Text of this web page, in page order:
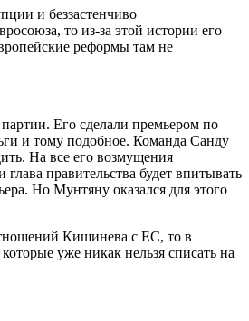
и беззастенчиво
то из-за этой истории его
реформы там не
Его сделали премьером по
и тому подобное. Команда Санду
На все его возмущения
правительства будет впитывать
Но Мунтяну оказался для этого
Кишинева с ЕС, то в
уже никак нельзя списать на